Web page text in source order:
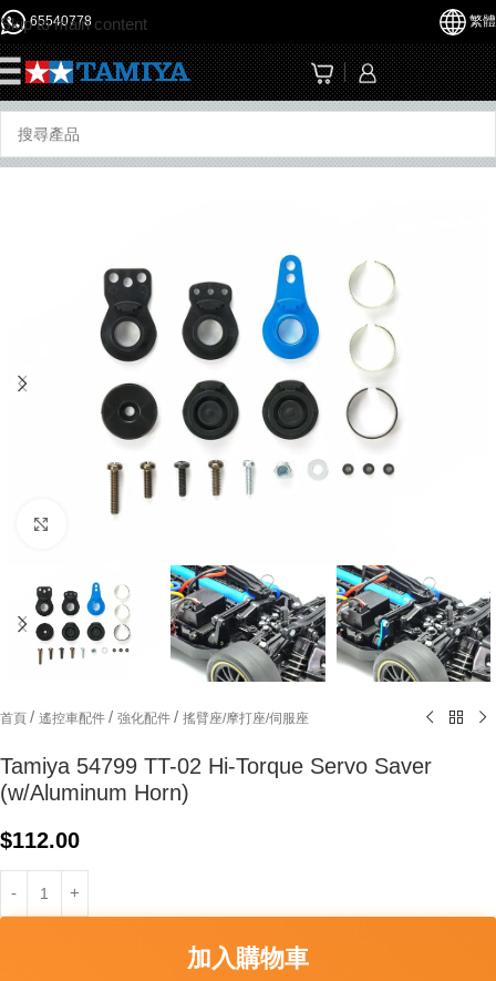
Skip to main content
65540778 繁體
首頁 / 遙控車配件 / 強化配件 / 搖臂座/摩打座/伺服座
Tamiya 54799 TT-02 Hi-Torque Servo Saver
(w/Aluminum Horn)
$112.00
加入購物車